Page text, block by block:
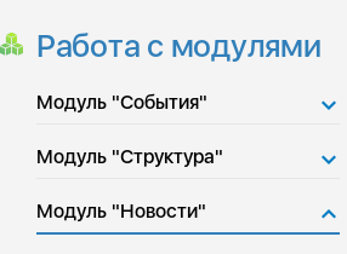
Работа с модулями
Модуль "События"
Модуль "Структура"
Модуль "Новости"